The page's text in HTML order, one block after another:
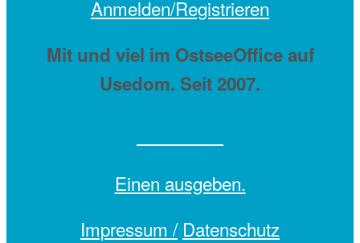
Anmelden/Registrieren
Mit und viel im OstseeOffice auf
Usedom. Seit 2007.
Einen ausgeben.
Impressum / Datenschutz